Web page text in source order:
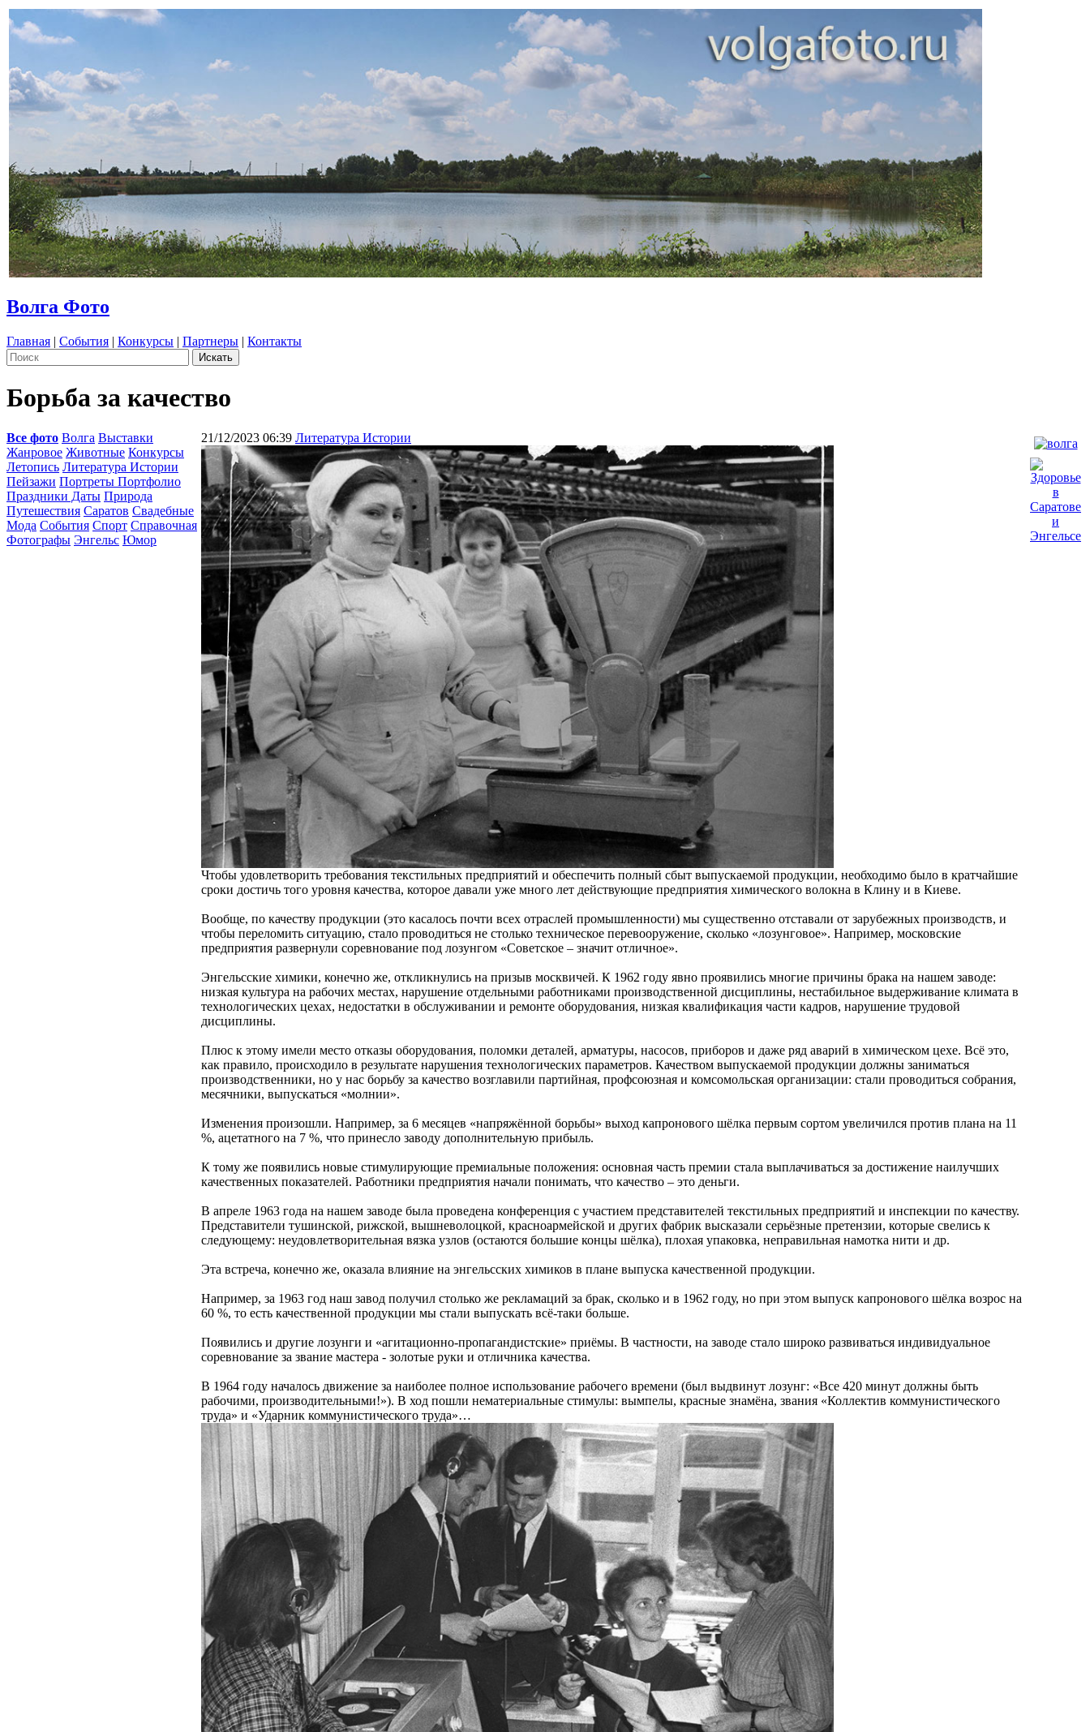
Волга Фото
Главная | События | Конкурсы | Партнеры | Контакты
Борьба за качество
Все фото Волга Выставки
Жанровое Животные Конкурсы
Летопись Литература Истории
Пейзажи Портреты Портфолио
Праздники Даты Природа
Путешествия Саратов Свадебные
Мода События Спорт Справочная
Фотографы Энгельс Юмор
21/12/2023 06:39 Литература Истории
Чтобы удовлетворить требования текстильных предприятий и обеспечить полный сбыт выпускаемой продукции, необходимо было в кратчайшие
сроки достичь того уровня качества, которое давали уже много лет действующие предприятия химического волокна в Клину и в Киеве.
Вообще, по качеству продукции (это касалось почти всех отраслей промышленности) мы существенно отставали от зарубежных производств, и
чтобы переломить ситуацию, стало проводиться не столько техническое перевооружение, сколько «лозунговое». Например, московские
предприятия развернули соревнование под лозунгом «Советское – значит отличное».
Энгельсские химики, конечно же, откликнулись на призыв москвичей. К 1962 году явно проявились многие причины брака на нашем заводе:
низкая культура на рабочих местах, нарушение отдельными работниками производственной дисциплины, нестабильное выдерживание климата в
технологических цехах, недостатки в обслуживании и ремонте оборудования, низкая квалификация части кадров, нарушение трудовой
дисциплины.
Плюс к этому имели место отказы оборудования, поломки деталей, арматуры, насосов, приборов и даже ряд аварий в химическом цехе. Всё это,
как правило, происходило в результате нарушения технологических параметров. Качеством выпускаемой продукции должны заниматься
производственники, но у нас борьбу за качество возглавили партийная, профсоюзная и комсомольская организации: стали проводиться собрания,
месячники, выпускаться «молнии».
Изменения произошли. Например, за 6 месяцев «напряжённой борьбы» выход капронового шёлка первым сортом увеличился против плана на 11
%, ацетатного на 7 %, что принесло заводу дополнительную прибыль.
К тому же появились новые стимулирующие премиальные положения: основная часть премии стала выплачиваться за достижение наилучших
качественных показателей. Работники предприятия начали понимать, что качество – это деньги.
В апреле 1963 года на нашем заводе была проведена конференция с участием представителей текстильных предприятий и инспекции по качеству.
Представители тушинской, рижской, вышневолоцкой, красноармейской и других фабрик высказали серьёзные претензии, которые свелись к
следующему: неудовлетворительная вязка узлов (остаются большие концы шёлка), плохая упаковка, неправильная намотка нити и др.
Эта встреча, конечно же, оказала влияние на энгельсских химиков в плане выпуска качественной продукции.
Например, за 1963 год наш завод получил столько же рекламаций за брак, сколько и в 1962 году, но при этом выпуск капронового шёлка возрос на
60 %, то есть качественной продукции мы стали выпускать всё-таки больше.
Появились и другие лозунги и «агитационно-пропагандистские» приёмы. В частности, на заводе стало широко развиваться индивидуальное
соревнование за звание мастера - золотые руки и отличника качества.
В 1964 году началось движение за наиболее полное использование рабочего времени (был выдвинут лозунг: «Все 420 минут должны быть
рабочими, производительными!»). В ход пошли нематериальные стимулы: вымпелы, красные знамёна, звания «Коллектив коммунистического
труда» и «Ударник коммунистического труда»…